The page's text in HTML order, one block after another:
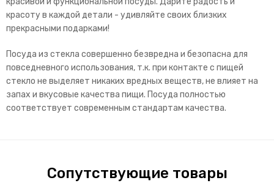
красоту в каждой детали - удивляйте своих близких
прекрасными подарками!
Посуда из стекла совершенно безвредна и безопасна для
повседневного использования, т.к. при контакте с пищей
стекло не выделяет никаких вредных веществ, не влияет на
запах и вкусовые качества пищи. Посуда полностью
соответствует современным стандартам качества.
Сопутствующие товары